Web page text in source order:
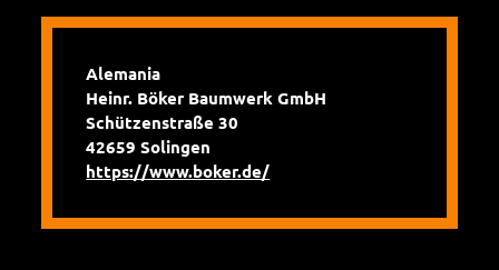
Alemania
Heinr. Böker Baumwerk GmbH
Schützenstraße 30
42659 Solingen
https://www.boker.de/